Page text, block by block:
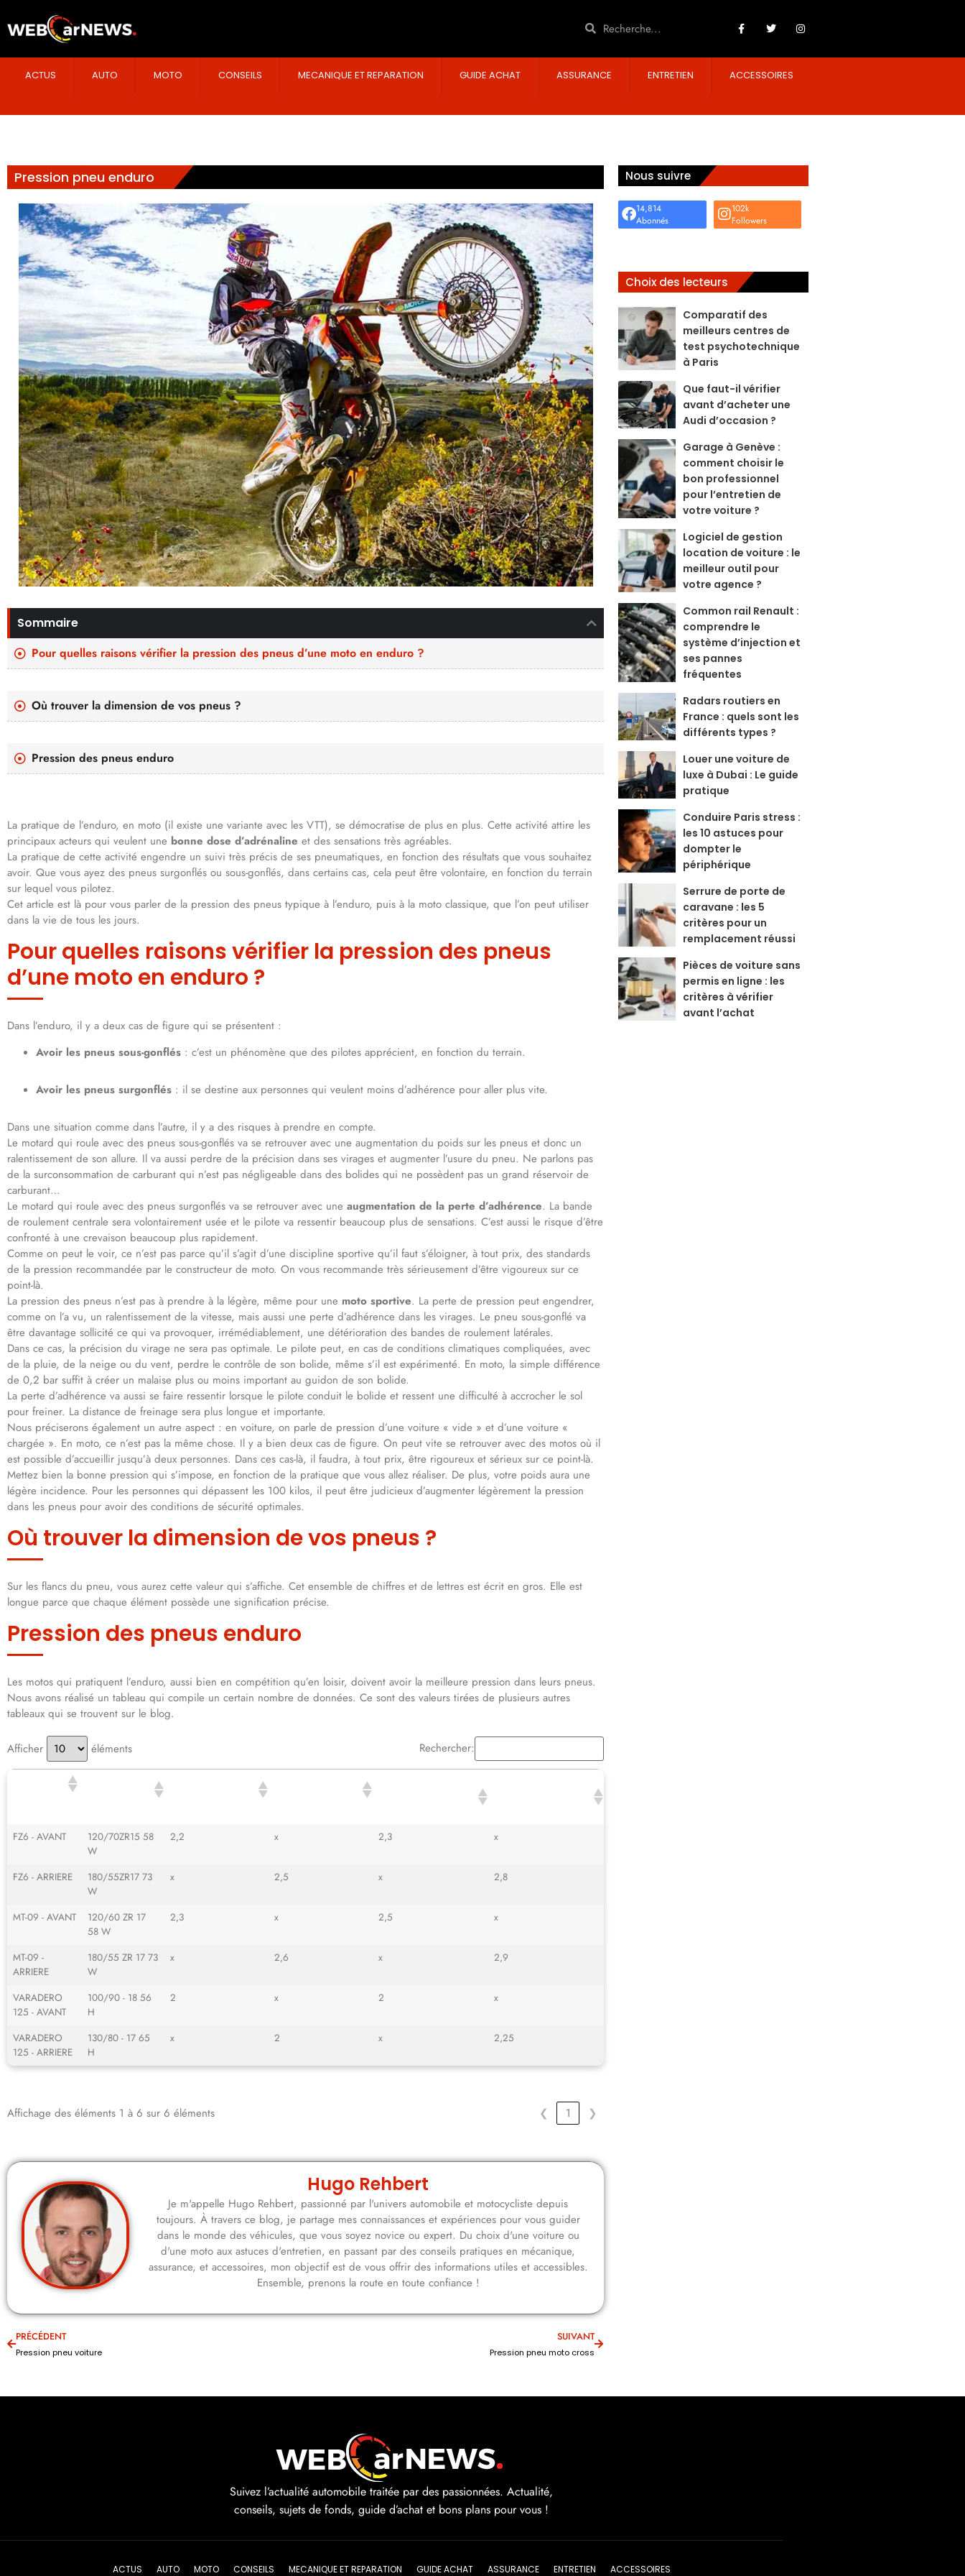
ACTUS AUTO MOTO CONSEILS MECANIQUE ET REPARATION GUIDE ACHAT ASSURANCE ENTRETIEN ACCESSOIRES
Pression pneu enduro
Sommaire
Pour quelles raisons vérifier la pression des pneus d’une moto en enduro ?
Où trouver la dimension de vos pneus ?
Pression des pneus enduro
La pratique de l’enduro, en moto (il existe une variante avec les VTT), se démocratise de plus en plus. Cette activité attire les
principaux acteurs qui veulent une bonne dose d’adrénaline et des sensations très agréables.
La pratique de cette activité engendre un suivi très précis de ses pneumatiques, en fonction des résultats que vous souhaitez
avoir. Que vous ayez des pneus surgonflés ou sous-gonflés, dans certains cas, cela peut être volontaire, en fonction du terrain
sur lequel vous pilotez.
Cet article est là pour vous parler de la pression des pneus typique à l’enduro, puis à la moto classique, que l’on peut utiliser
dans la vie de tous les jours.
Pour quelles raisons vérifier la pression des pneus
d’une moto en enduro ?
Dans l’enduro, il y a deux cas de figure qui se présentent :
Avoir les pneus sous-gonflés : c’est un phénomène que des pilotes apprécient, en fonction du terrain.
Avoir les pneus surgonflés : il se destine aux personnes qui veulent moins d’adhérence pour aller plus vite.
Dans une situation comme dans l’autre, il y a des risques à prendre en compte.
Le motard qui roule avec des pneus sous-gonflés va se retrouver avec une augmentation du poids sur les pneus et donc un
ralentissement de son allure. Il va aussi perdre de la précision dans ses virages et augmenter l’usure du pneu. Ne parlons pas
de la surconsommation de carburant qui n’est pas négligeable dans des bolides qui ne possèdent pas un grand réservoir de
carburant…
Le motard qui roule avec des pneus surgonflés va se retrouver avec une augmentation de la perte d’adhérence. La bande
de roulement centrale sera volontairement usée et le pilote va ressentir beaucoup plus de sensations. C’est aussi le risque d’être
confronté à une crevaison beaucoup plus rapidement.
Comme on peut le voir, ce n’est pas parce qu’il s’agit d’une discipline sportive qu’il faut s’éloigner, à tout prix, des standards
de la pression recommandée par le constructeur de moto. On vous recommande très sérieusement d’être vigoureux sur ce
point-là.
La pression des pneus n’est pas à prendre à la légère, même pour une moto sportive. La perte de pression peut engendrer,
comme on l’a vu, un ralentissement de la vitesse, mais aussi une perte d’adhérence dans les virages. Le pneu sous-gonflé va
être davantage sollicité ce qui va provoquer, irrémédiablement, une détérioration des bandes de roulement latérales.
Dans ce cas, la précision du virage ne sera pas optimale. Le pilote peut, en cas de conditions climatiques compliquées, avec
de la pluie, de la neige ou du vent, perdre le contrôle de son bolide, même s’il est expérimenté. En moto, la simple différence
de 0,2 bar suffit à créer un malaise plus ou moins important au guidon de son bolide.
La perte d’adhérence va aussi se faire ressentir lorsque le pilote conduit le bolide et ressent une difficulté à accrocher le sol
pour freiner. La distance de freinage sera plus longue et importante.
Nous préciserons également un autre aspect : en voiture, on parle de pression d’une voiture « vide » et d’une voiture «
chargée ». En moto, ce n’est pas la même chose. Il y a bien deux cas de figure. On peut vite se retrouver avec des motos où il
est possible d’accueillir jusqu’à deux personnes. Dans ces cas-là, il faudra, à tout prix, être rigoureux et sérieux sur ce point-là.
Mettez bien la bonne pression qui s’impose, en fonction de la pratique que vous allez réaliser. De plus, votre poids aura une
légère incidence. Pour les personnes qui dépassent les 100 kilos, il peut être judicieux d’augmenter légèrement la pression
dans les pneus pour avoir des conditions de sécurité optimales.
Où trouver la dimension de vos pneus ?
Sur les flancs du pneu, vous aurez cette valeur qui s’affiche. Cet ensemble de chiffres et de lettres est écrit en gros. Elle est
longue parce que chaque élément possède une signification précise.
Pression des pneus enduro
Les motos qui pratiquent l’enduro, aussi bien en compétition qu’en loisir, doivent avoir la meilleure pression dans leurs pneus.
Nous avons réalisé un tableau qui compile un certain nombre de données. Ce sont des valeurs tirées de plusieurs autres
tableaux qui se trouvent sur le blog.
Afficher éléments Rechercher:
FZ6 - AVANT
120/70ZR15 58
W
2,2 x 2,3 x
FZ6 - ARRIERE
180/55ZR17 73
W
x 2,5 x 2,8
MT-09 - AVANT
120/60 ZR 17
58 W
2,3 x 2,5 x
MT-09 -
ARRIERE
180/55 ZR 17 73
W
x 2,6 x 2,9
VARADERO
125 - AVANT
100/90 - 18 56
H
2 x 2 x
VARADERO
125 - ARRIERE
130/80 - 17 65
H
x 2 x 2,25
Affichage des éléments 1 à 6 sur 6 éléments ❮ 1 ❯
Hugo Rehbert
Je m'appelle Hugo Rehbert, passionné par l'univers automobile et motocycliste depuis
toujours. À travers ce blog, je partage mes connaissances et expériences pour vous guider
dans le monde des véhicules, que vous soyez novice ou expert. Du choix d'une voiture ou
d'une moto aux astuces d'entretien, en passant par des conseils pratiques en mécanique,
assurance, et accessoires, mon objectif est de vous offrir des informations utiles et accessibles.
Ensemble, prenons la route en toute confiance !
PRÉCÉDENT
Pression pneu voiture
SUIVANT
Pression pneu moto cross
Nous suivre
14,814
Abonnés
102k
Followers
Choix des lecteurs
Comparatif des
meilleurs centres de
test psychotechnique
à Paris
Que faut-il vérifier
avant d’acheter une
Audi d’occasion ?
Garage à Genève :
comment choisir le
bon professionnel
pour l’entretien de
votre voiture ?
Logiciel de gestion
location de voiture : le
meilleur outil pour
votre agence ?
Common rail Renault :
comprendre le
système d’injection et
ses pannes
fréquentes
Radars routiers en
France : quels sont les
différents types ?
Louer une voiture de
luxe à Dubai : Le guide
pratique
Conduire Paris stress :
les 10 astuces pour
dompter le
périphérique
Serrure de porte de
caravane : les 5
critères pour un
remplacement réussi
Pièces de voiture sans
permis en ligne : les
critères à vérifier
avant l’achat
Suivez l’actualité automobile traitée par des passionnées. Actualité,
conseils, sujets de fonds, guide d’achat et bons plans pour vous !
ACTUS AUTO MOTO CONSEILS MECANIQUE ET REPARATION GUIDE ACHAT ASSURANCE ENTRETIEN ACCESSOIRES